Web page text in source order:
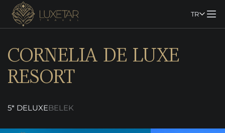
TR
CORNELIA DE LUXE
RESORT
5* DELUXEBELEK